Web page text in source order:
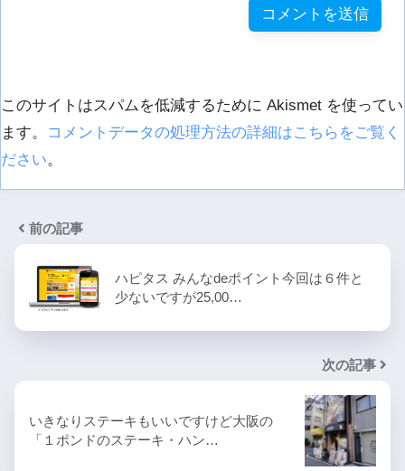
このサイトはスパムを低減するために Akismet を使ってい
ます。
コメントデータの処理方法の詳細はこちらをご覧く
ださい。
前の記事
ハピタス みんなdeポイント今回は６件と
少ないですが25,00…
次の記事
いきなりステーキもいいですけど大阪の
「１ポンドのステーキ・ハン…